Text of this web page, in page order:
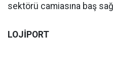
sektörü camiasına baş
LOJİPORT